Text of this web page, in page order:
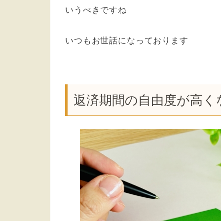
いうべきですね
いつもお世話になっております
返済期間の自由度が高く